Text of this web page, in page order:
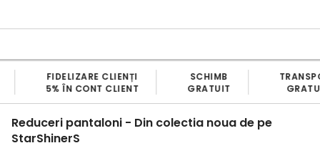
TRANSPORT
GRATUIT
BRAND
100% ROMANESC
Reduceri pantaloni - Din colectia noua de pe
StarShinerS